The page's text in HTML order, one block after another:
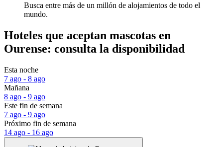
Busca entre más de un millón de alojamientos de todo el
mundo.
Hoteles que aceptan mascotas en
Ourense: consulta la disponibilidad
Esta noche
7 ago - 8 ago
Mañana
8 ago - 9 ago
Este fin de semana
7 ago - 9 ago
Próximo fin de semana
14 ago - 16 ago